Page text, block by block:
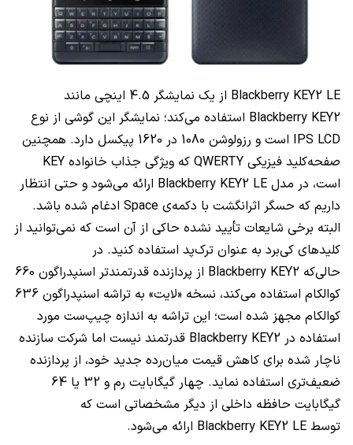
Blackberry KEY2 LE از یک نمایشگر 4.5 اینچی مانند
Blackberry KEY2 استفاده می‌کند؛ نمایشگر این گوشی از نوع
IPS LCD است و رزولوشن 1080 در 1620 پیکسل دارد. همچنین
صفحه‌کلید فیزیکی QWERTY که ویژگی جذاب خانواده KEY
است، در مدل Blackberry KEY2 LE ارائه می‌شود و حتی انتظار
داریم که حسگر اثرانگشت با دکمه‌ی Space ادغام شده باشد.
البته برخی شایعات تأیید نشده حاکی از آن است که نمی‌توانید از
کلیدهای کی‌برد به عنوان ترک‌پد استفاده کنید. در
حالی‌که Blackberry KEY2 از پردازنده قدرتمندتر اسنپدراگون 660
کوالکام استفاده می‌کند، نسخه «لایت» به تراشه اسنپدراگون 636
کوالکام مجهز شده است؛ این تراشه به اندازه چیپ‌ست مورد
استفاده در Blackberry KEY2 قدرتمند نیست اما شرکت سازنده
ناچار شده برای کاهش قیمت میان‌رده جدید خود، از پردازنده
ضعیف‌تری استفاده نماید. چهار گیگابایت رم و 32 یا 64
گیگابایت حافظه داخلی از دیگر مشخصاتی است که
توسط Blackberry KEY2 LE ارائه می‌شود.